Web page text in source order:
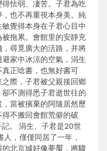
怯弱、凄苦。子君為吃
也不再重視本身美。純
覺得本身在子君心目中
拖累。會館里的安靜充
尋覓廣大的活路，并將
家中冰涼的空氣，涓生
正唸書，也無好書可
際，子君被父親接回鄉
不測得悉子君逝世往的
當被擯棄的阿隨居然歷
不搬回會館荒僻的破
。 涓生、子君是20世
，僅僅同居了一年，
北京城好像夢魘，將驟